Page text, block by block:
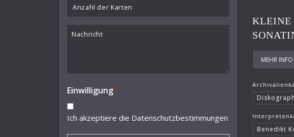
Kleine Suite I für Klavier
Kleine Suite II für Klavier
Konzert für Bratsche mit Klavier
Konzert für Klavier, Bläser und
Konzert für Violoncello und Orchester
Anzahl
der
Karten
Nachricht
Einwilligung*
Ich akzeptiere die Datenschutzbestimmungen
KLEINE
MEHR INFO
Benedikt